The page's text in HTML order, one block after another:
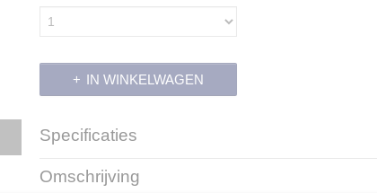
IN WINKELWAGEN
Specificaties
Productcode
Productcode leverancier
Omschrijving